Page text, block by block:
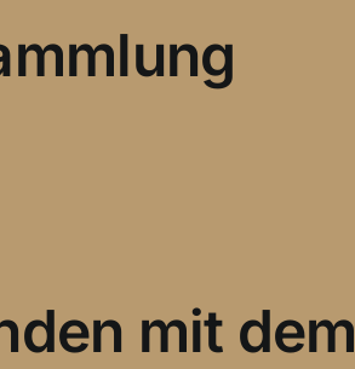
mit dem